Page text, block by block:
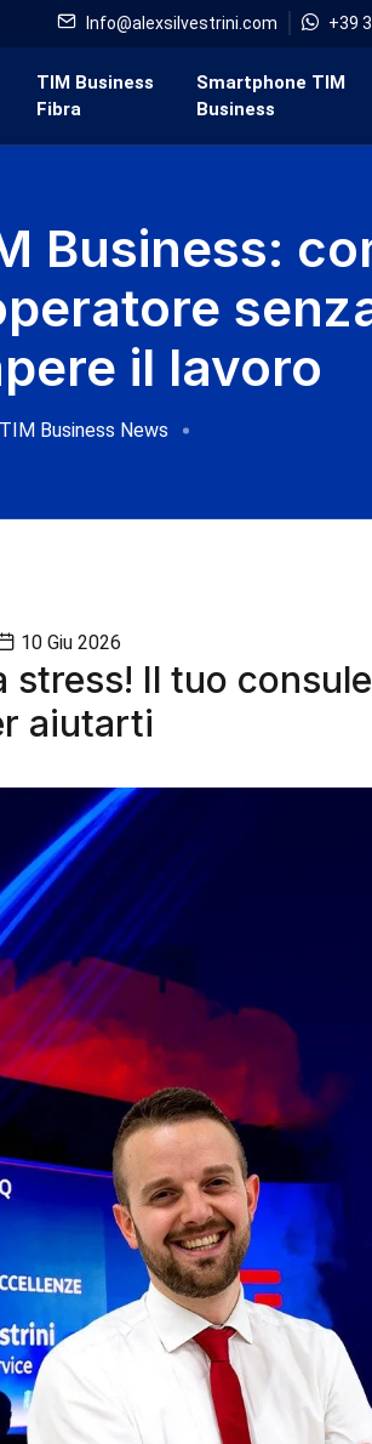
Info@alexsilvestrini.com +39
TIM Business
Fibra
Smartphone TIM
Business
Business:
il lavoro
TIM Business News
10 Giu 2026
stress! Il tuo
aiutarti